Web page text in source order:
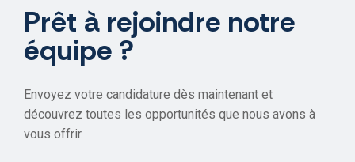
Prêt à rejoindre notre
équipe ?
Envoyez votre candidature dès maintenant et
découvrez toutes les opportunités que nous avons à
vous offrir.